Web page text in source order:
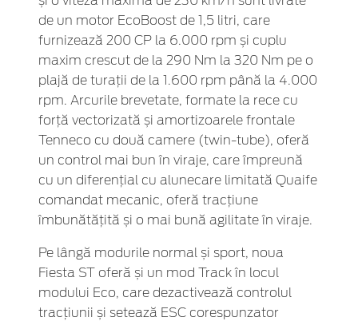
de un motor EcoBoost de 1,5 litri, care
furnizează 200 CP la 6.000 rpm și cuplu
maxim crescut de la 290 Nm la 320 Nm pe o
plajă de turații de la 1.600 rpm până la 4.000
rpm. Arcurile brevetate, formate la rece cu
forță vectorizată și amortizoarele frontale
Tenneco cu două camere (twin-tube), oferă
un control mai bun în viraje, care împreună
cu un diferențial cu alunecare limitată Quaife
comandat mecanic, oferă tracțiune
îmbunătățită și o mai bună agilitate în viraje.
Pe lângă modurile normal și sport, noua
Fiesta ST oferă și un mod Track în locul
modului Eco, care dezactivează controlul
tracțiunii și setează ESC corespunzator